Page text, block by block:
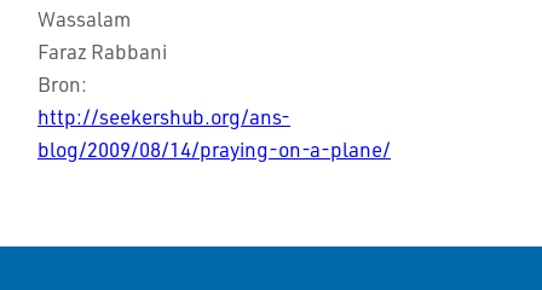
Wassalam
Faraz Rabbani
Bron:
http://seekershub.org/ans-
blog/2009/08/14/praying-on-a-plane/